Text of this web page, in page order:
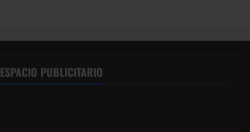
ESPACIO PUBLICITARIO